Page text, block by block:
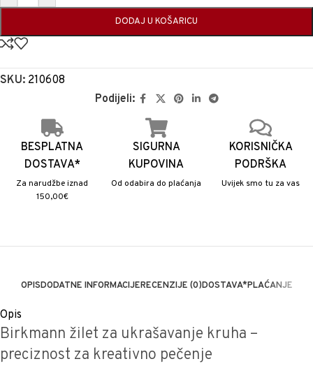
DODAJ U KOŠARICU
SKU: 210608
Podijeli:
BESPLATNA
DOSTAVA*
Za narudžbe iznad
150,00€
SIGURNA
KUPOVINA
Od odabira do plaćanja
KORISNIČKA
PODRŠKA
Uvijek smo tu za vas
OPISDODATNE INFORMACIJERECENZIJE (0)DOSTAVA*PLAĆANJE
Opis
Birkmann žilet za ukrašavanje kruha –
preciznost za kreativno pečenje